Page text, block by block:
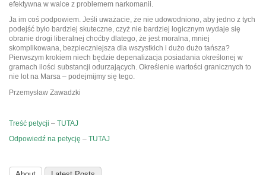
efektywna w walce z problemem narkomanii.
Ja im coś podpowiem. Jeśli uważacie, że nie udowodniono, aby jedno z tych
podejść było bardziej skuteczne, czyż nie bardziej logicznym wydaje się
obranie drogi liberalnej choćby dlatego, że jest moralna, mniej
skomplikowana, bezpieczniejsza dla wszystkich i dużo dużo tańsza?
Pierwszym krokiem niech będzie depenalizacja posiadania określonej w
gramach ilości substancji odurzających. Określenie wartości granicznych to
nie lot na Marsa – podejmijmy się tego.
Przemysław Zawadzki
Treść petycji – TUTAJ
Odpowiedź na petycję – TUTAJ